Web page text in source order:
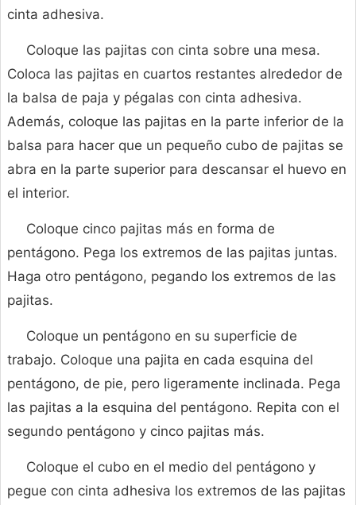
cinta adhesiva.
Coloque las pajitas con cinta sobre una mesa.
Coloca las pajitas en cuartos restantes alrededor de
la balsa de paja y pégalas con cinta adhesiva.
Además, coloque las pajitas en la parte inferior de la
balsa para hacer que un pequeño cubo de pajitas se
abra en la parte superior para descansar el huevo en
el interior.
Coloque cinco pajitas más en forma de
pentágono. Pega los extremos de las pajitas juntas.
Haga otro pentágono, pegando los extremos de las
pajitas.
Coloque un pentágono en su superficie de
trabajo. Coloque una pajita en cada esquina del
pentágono, de pie, pero ligeramente inclinada. Pega
las pajitas a la esquina del pentágono. Repita con el
segundo pentágono y cinco pajitas más.
Coloque el cubo en el medio del pentágono y
pegue con cinta adhesiva los extremos de las pajitas